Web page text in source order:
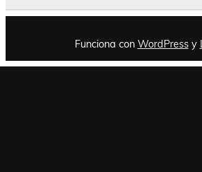
Funciona con WordPressy